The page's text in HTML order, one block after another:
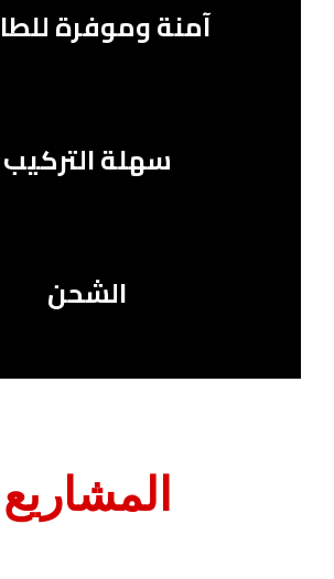
آمنة وموفرة
سهلة التركيب
الشحن
المشاريع